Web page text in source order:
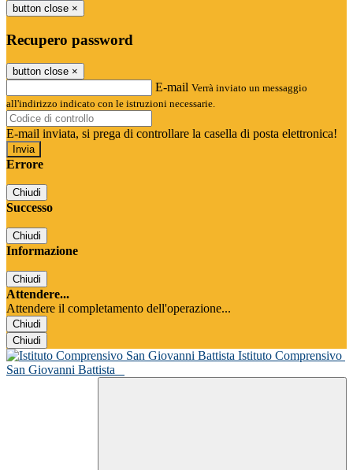
button close ×
Recupero password
button close ×
E-mail Verrà inviato un messaggio
all'indirizzo indicato con le istruzioni necessarie.
E-mail inviata, si prega di controllare la casella di posta elettronica!
Errore
Chiudi
Successo
Chiudi
Informazione
Chiudi
Attendere...
Attendere il completamento dell'operazione...
Chiudi
Chiudi
Istituto Comprensivo
San Giovanni Battista